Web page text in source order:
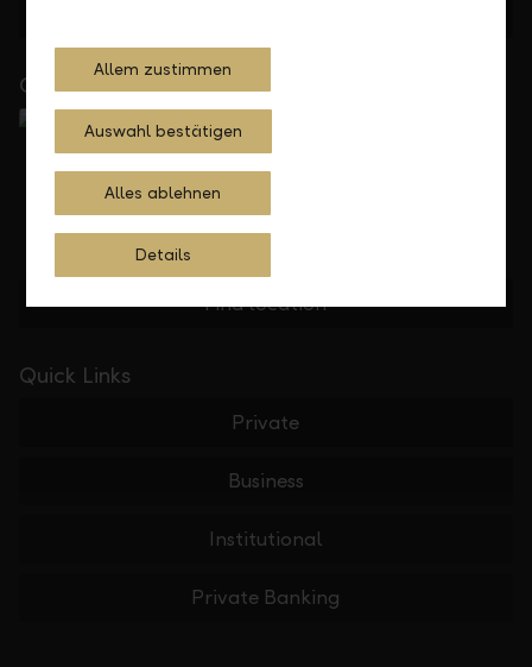
Close to you
Find location
Quick Links
Private
Business
Institutional
Private Banking
Allem zustimmen
Auswahl bestätigen
Alles ablehnen
Details